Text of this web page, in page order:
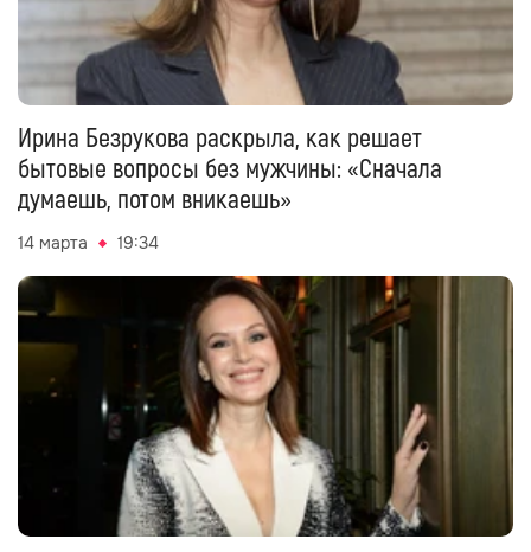
Ирина Безрукова раскрыла, как решает
бытовые вопросы без мужчины: «Сначала
думаешь, потом вникаешь»
14 марта 19:34